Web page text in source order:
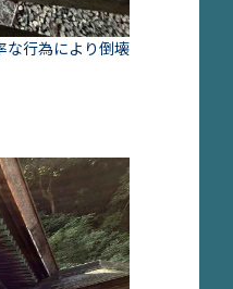
な行為により倒壊